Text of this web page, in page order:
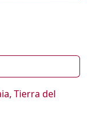
Tierra del